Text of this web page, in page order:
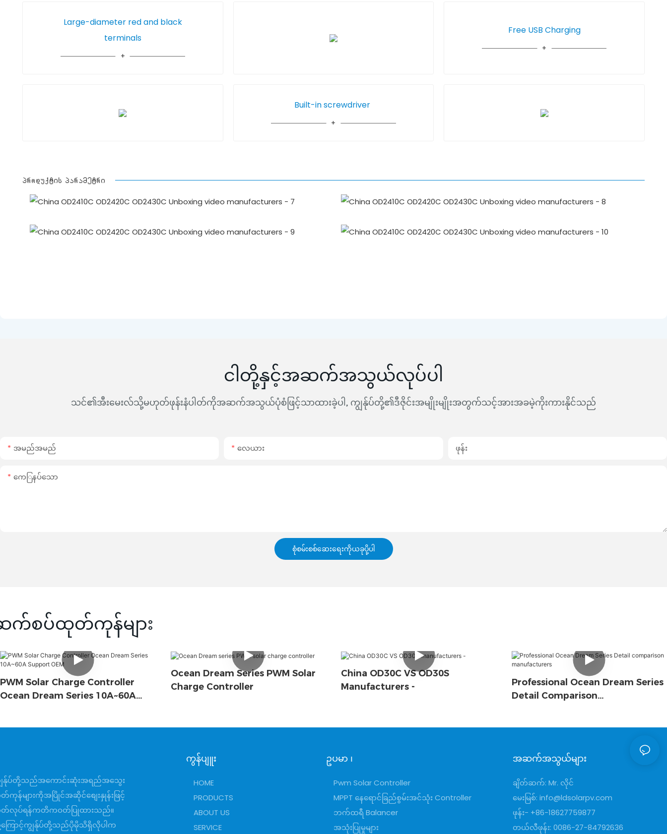
Large-diameter red and black
terminals
Free USB Charging
Built-in screwdriver
პროდუქტის პარამეტრი
ငါတို့နှင့်အဆက်အသွယ်လုပ်ပါ
သင်၏အီးမေးလ်သို့မဟုတ်ဖုန်းနံပါတ်ကိုအဆက်အသွယ်ပုံစံဖြင့်သာထားခဲ့ပါ, ကျွန်ုပ်တို့၏ဒီဇိုင်းအမျိုးမျိုးအတွက်သင့်အားအခမဲ့ကိုးကားနိုင်သည်
အမည်အမည် လေယား ဖုန်း
ကေြနပ်သော
စုံစမ်းစစ်ဆေးရေးကိုယခုပို့ပါ
က်စပ်ထုတ်ကုန်များ
PWM Solar Charge Controller
Ocean Dream Series 10A~60A
Ocean Dream Series PWM Solar
Charge Controller
China OD30C VS OD30S
Manufacturers -
Professional Ocean Dream Series
Detail Comparison
န်ုပ်တို့သည်အကောင်းဆုံးအရည်အသွေး
ကုန်များကိုအပြိုင်အဆိုင်စျေးနှုန်းဖြင့်
လုပ်ရန်ကတိကဝတ်ပြုထားသည်။
ြောင့်ကျွန်ုပ်တို့သည်ပိုမိုသိရှိလိုပါက
ကွန်ပျူး
HOME
PRODUCTS
ABOUT US
SERVICE
ဥပမာ ၊
Pwm Solar Controller
MPPT နေရောင်ခြည်စွမ်းအင်သုံး Controller
ဘက်ထရီ Balancer
အသုံးပြုမှုများ
အဆက်အသွယ်များ
ချိတ်ဆက်: Mr. လိုင်
မေးမြစ်:info@ldsolarpv.com
ဖုန်း- +86-18627759877
တယ်လီဖုန်း: 0086-27-84792636